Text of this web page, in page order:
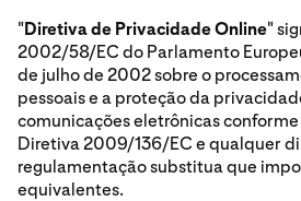
"Diretiva de Privacidade Online"
2002/58/EC do Parlamento
de julho de 2002 sobre o
pessoais e a proteção da
comunicações eletrônicas
Diretiva 2009/136/EC e qualquer
regulamentação substitua que
equivalentes.